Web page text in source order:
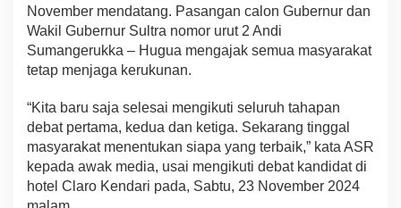
g
u
a
A
k
M
a
s
y
a
November mendatang. Pasangan calon Gubernur dan
Wakil Gubernur Sultra nomor urut 2 Andi
Sumangerukka – Hugua mengajak semua masyarakat
tetap menjaga kerukunan.
“Kita baru saja selesai mengikuti seluruh tahapan
debat pertama, kedua dan ketiga. Sekarang tinggal
masyarakat menentukan siapa yang terbaik,” kata ASR
kepada awak media, usai mengikuti debat kandidat di
hotel Claro Kendari pada, Sabtu, 23 November 2024